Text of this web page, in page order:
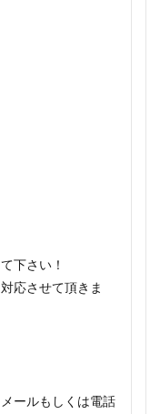
下さい！
応させて頂きま
ールもしくは電話